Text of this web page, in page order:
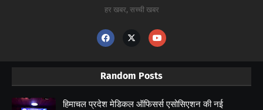
हर खबर, सच्ची खबर
Random Posts
हिमाचल प्रदेश मेडिकल ऑफिसर्स एसोसिएशन की नई